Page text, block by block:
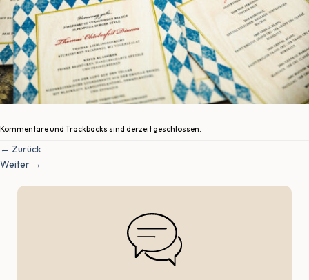
Kommentare und Trackbacks sind derzeit geschlossen.
← Zurück
Weiter →